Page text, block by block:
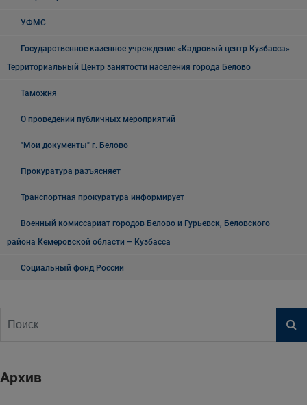
УФМС
Государственное казенное учреждение «Кадровый центр Кузбасса»
Территориальный Центр занятости населения города Белово
Таможня
О проведении публичных мероприятий
"Мои документы" г. Белово
Прокуратура разъясняет
Транспортная прокуратура информирует
Военный комиссариат городов Белово и Гурьевск, Беловского
района Кемеровской области – Кузбасса
Социальный фонд России
Архив